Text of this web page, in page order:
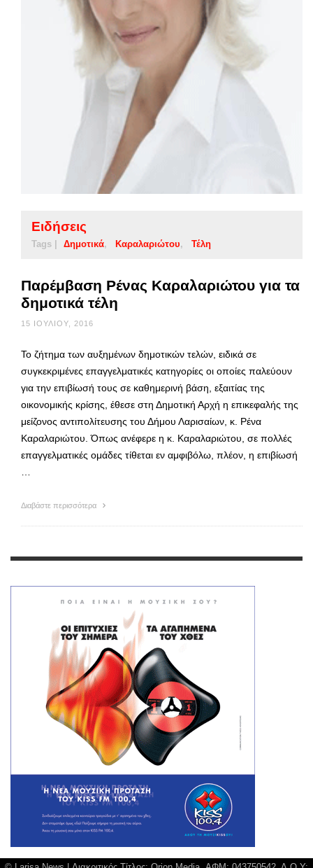
Ειδήσεις
Tags | Δημοτικά Καραλαριώτου Τέλη
Παρέμβαση Ρένας Καραλαριώτου για τα
δημοτικά τέλη
15 ΙΟΥΛΊΟΥ, 2016
Το ζήτημα των αυξημένων δημοτικών τελών, ειδικά σε
συγκεκριμένες επαγγελματικές κατηγορίες οι οποίες παλεύουν
για την επιβίωσή τους σε καθημερινή βάση, εξαιτίας της
οικονομικής κρίσης, έθεσε στη Δημοτική Αρχή η επικεφαλής της
μείζονος αντιπολίτευσης του Δήμου Λαρισαίων, κ. Ρένα
Καραλαριώτου. Όπως ανέφερε η κ. Καραλαριώτου, σε πολλές
επαγγελματικές ομάδες τίθεται εν αμφιβόλω, πλέον, η επιβίωσή
Διαβάστε περισσότερα